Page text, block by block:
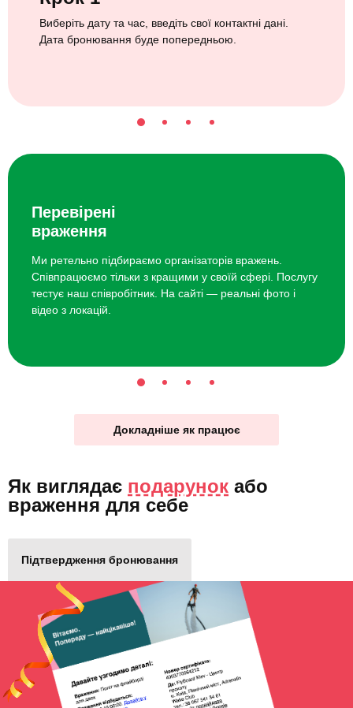
Виберіть дату та час, введіть свої контактні дані.
Дата бронювання буде попередньою.
Перевірені
враження
Ми ретельно підбираємо організаторів вражень.
Співпрацюємо тільки з кращими у своїй сфері. Послугу
тестує наш співробітник. На сайті — реальні фото і
відео з локацій.
Докладніше як працює
Як виглядає подарунок або
враження для себе
Підтвердження бронювання